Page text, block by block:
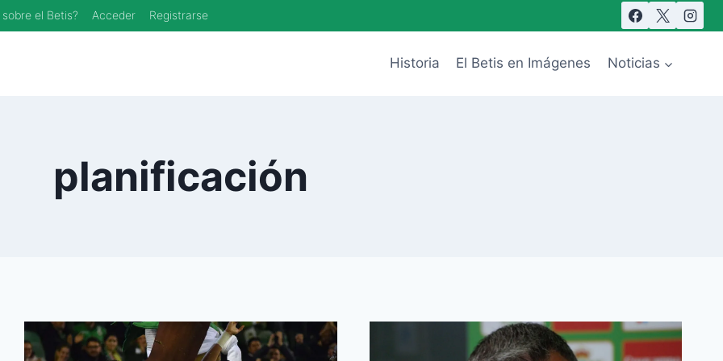
el Betis? Acceder Registrarse
Historia El Betis en Imágenes Noticias
planificación